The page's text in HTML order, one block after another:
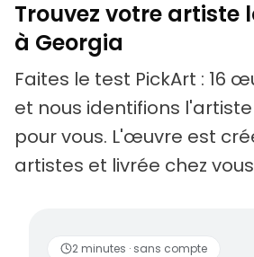
Trouvez votre artiste
à Georgia
Faites le test PickArt : 16
et nous identifions
pour vous. L'œuvre est
artistes et livrée chez
Des artistes
2 minutes · sans compte